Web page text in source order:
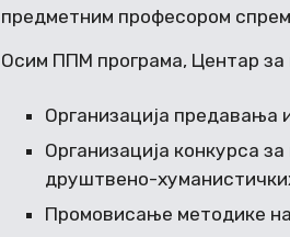
предметним професором
Осим ППМ програма, Центар
Организација предавања
Организација конкурса
друштвено-
Промовисање методике